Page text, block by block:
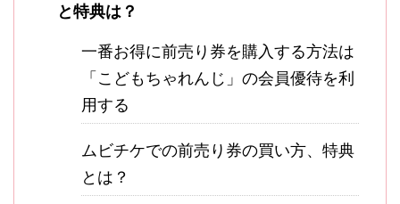
と特典は？
一番お得に前売り券を購入する方法は
「こどもちゃれんじ」の会員優待を利
用する
ムビチケでの前売り券の買い方、特典
とは？